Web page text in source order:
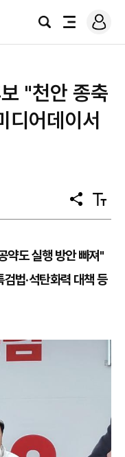
검
전
로
그
"천안 종축
어데이서
공
유
텍
스
기
약도 실행 방안 빠져"
법·석탄화력 대책 등